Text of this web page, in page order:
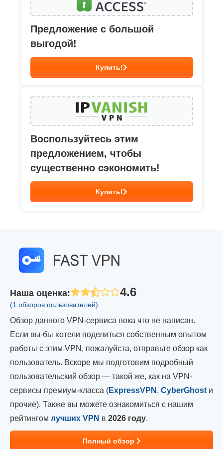
Предложение с большой
выгодой!
Купить!
Воспользуйтесь этим
предложением, чтобы
существенно сэкономить!
Купить!
Наша оценка: 4.6
(1 обзоров пользователей)
Обзор данного VPN-сервиса пока что не написан.
Если вы бы хотели поделиться собственным опытом
работы с этим VPN, пожалуйста, отправьте обзор как
пользователь. Вскоре мы подготовим подробный
пользовательский обзор — такой же, как на VPN-
сервисы премиум-класса (ExpressVPN , CyberGhost и
прочие). Также вы можете ознакомиться с нашим
рейтингом лучших VPN в 2026 году.
Полный обзор